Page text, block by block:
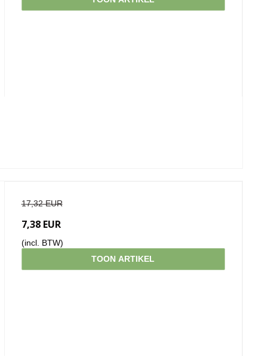
17,32 EUR
7,38 EUR
(incl. BTW)
TOON ARTIKEL